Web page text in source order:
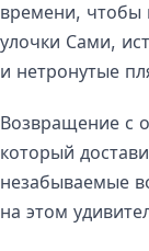
Паромный тур
выбор для пар,
Эгейское море.
Часто
Тур
времени, чтобы
улочки Сами,
и нетронутые
Возвращение с
который
незабываемые
на этом